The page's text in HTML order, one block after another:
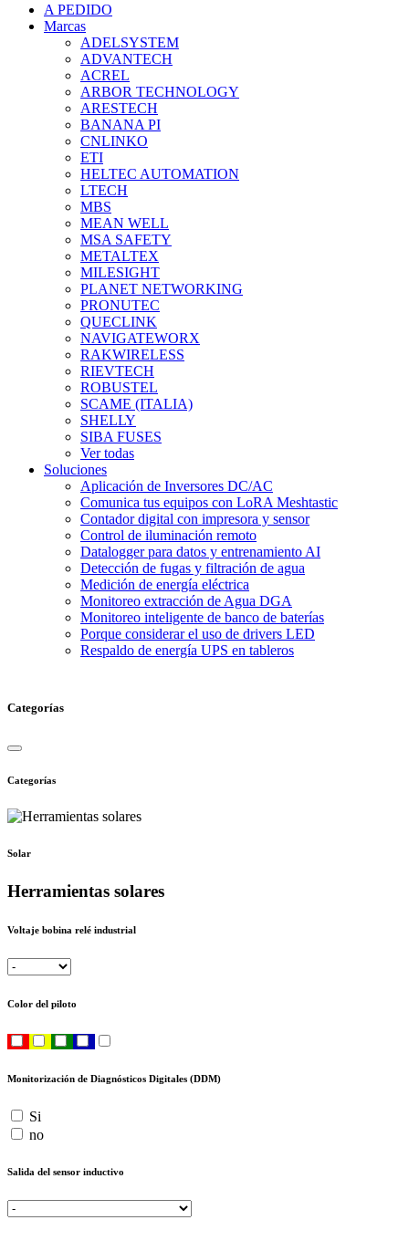
A PEDIDO
Marcas
ADELSYSTEM
ADVANTECH
ACREL
ARBOR TECHNOLOGY
ARESTECH
BANANA PI
CNLINKO
ETI
HELTEC AUTOMATION
LTECH
MBS
MEAN WELL
MSA SAFETY
METALTEX
MILESIGHT
PLANET NETWORKING
PRONUTEC
QUECLINK
NAVIGATEWORX
RAKWIRELESS
RIEVTECH
ROBUSTEL
SCAME (ITALIA)
SHELLY
SIBA FUSES
Ver todas
Soluciones
Aplicación de Inversores DC/AC
Comunica tus equipos con LoRA Meshtastic
Contador digital con impresora y sensor
Control de iluminación remoto
Datalogger para datos y entrenamiento AI
Detección de fugas y filtración de agua
Medición de energía eléctrica
Monitoreo extracción de Agua DGA
Monitoreo inteligente de banco de baterías
Porque considerar el uso de drivers LED
Respaldo de energía UPS en tableros
Categorías
Categorías
Solar
Herramientas solares
Voltaje bobina relé industrial
Color del piloto
Monitorización de Diagnósticos Digitales (DDM)
Si
no
Salida del sensor inductivo